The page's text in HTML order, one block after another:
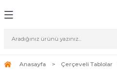
Tablolar
Sanat
Anasayfa Çerçeveli Tablolar